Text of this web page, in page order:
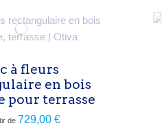
à fleurs
en bois
pour terrasse
de 729,00 €